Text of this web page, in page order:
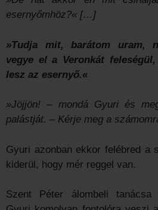
esernyőmhöz?« […]
»Tudja mit, barátom uram,
vegye el a Veronkát
lesz az esernyő.«
»Jöjjön! – mondá Gyuri és
palástját. – Kérje meg a
Gyuri azonban ekkor felébred a
kiderül, hogy mér reggel van.
Szent Péter álombeli tanácsa